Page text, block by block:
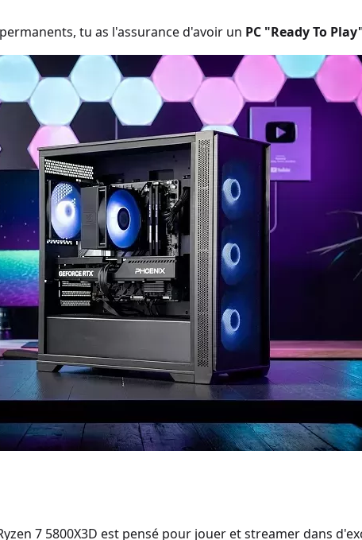
tu as l'assurance d'avoir un PC "Ready To
7 5800X3D est pensé pour jouer et streamer dans